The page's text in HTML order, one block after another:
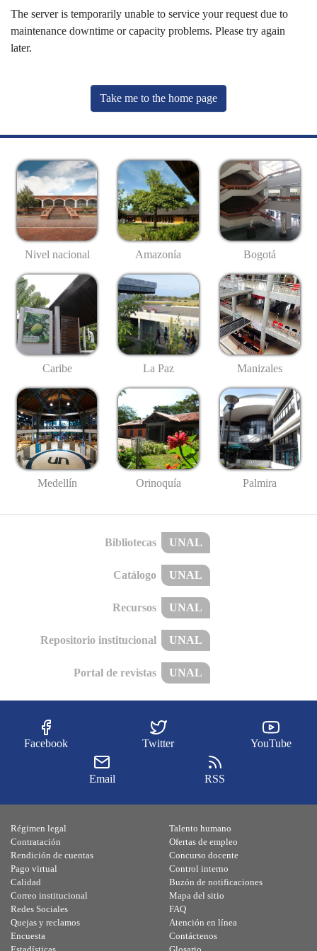
The server is temporarily unable to service your request due to
maintenance downtime or capacity problems. Please try again
later.
Take me to the home page
Nivel nacional Amazonía Bogotá
Caribe La Paz Manizales
Medellín Orinoquía Palmira
Bibliotecas UNAL
Catálogo UNAL
Recursos UNAL
Repositorio institucional UNAL
Portal de revistas UNAL
Facebook Twitter YouTube
Email RSS
Régimen legal
Contratación
Rendición de cuentas
Pago virtual
Calidad
Talento humano
Ofertas de empleo
Concurso docente
Control interno
Buzón de notificaciones
Correo institucional
Redes Sociales
Quejas y reclamos
Encuesta
Mapa del sitio
FAQ
Atención en línea
Contáctenos